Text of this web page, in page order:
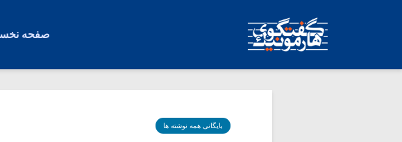
صفحه
بایگانی همه نوشته ها